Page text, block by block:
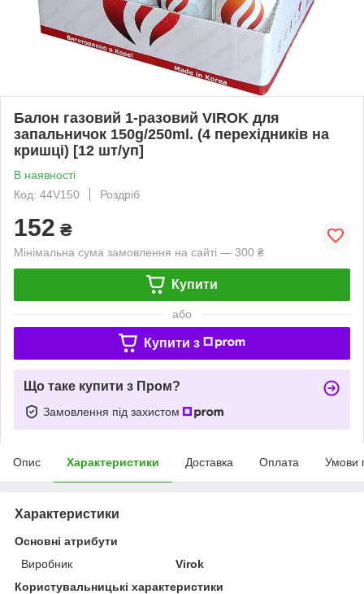
Балон газовий 1-разовий VIROK для
запальничок 150g/250ml. (4 перехідників на
кришці) [12 шт/уп]
В наявності
Код: 44V150
Роздріб
152 ₴
Мінімальна сума замовлення на сайті — 300 ₴
Купити
або
Купити з
Що таке купити з Пром?
Замовлення під захистом
Опис Характеристики Доставка Оплата Умови
Характеристики
Основні атрибути
Виробник
Virok
Користувальницькі характеристики